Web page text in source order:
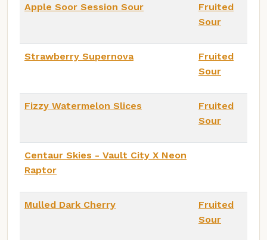
Apple Soor Session Sour
Fruited
Sour
Strawberry Supernova
Fruited
Sour
Fizzy Watermelon Slices
Fruited
Sour
Centaur Skies - Vault City X Neon
Raptor
Mulled Dark Cherry
Fruited
Sour